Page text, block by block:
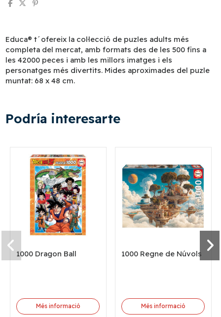
Educa® t´ofereix la col·lecció de puzles adults més
completa del mercat, amb formats des de les 500 fins a
les 42000 peces i amb les millors imatges i els
personatges més divertits. Mides aproximades del puzle
muntat: 68 x 48 cm.
Podría interesarte
1000 Dragon Ball
Més informació
1000 Regne de Núvols
Més informació